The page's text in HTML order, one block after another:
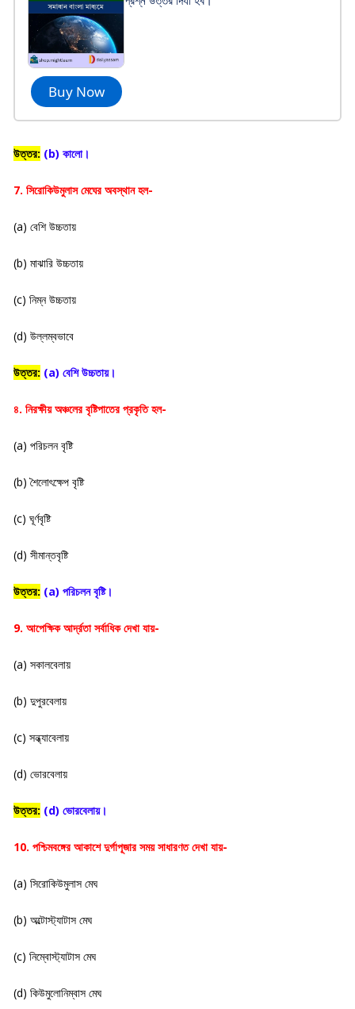
Buy Now
উত্তর: (b) কালো।
7. সিরোকিউমুলাস মেঘের অবস্থান হল-
(a) বেশি উচ্চতায়
(b) মাঝারি উচ্চতায়
(c) নিম্ন উচ্চতায়
(d) উল্লম্বভাবে
উত্তর: (a) বেশি উচ্চতায়।
৪. নিরক্ষীয় অঞ্চলের বৃষ্টিপাতের প্রকৃতি হল-
(a) পরিচলন বৃষ্টি
(b) শৈলোৎক্ষেপ বৃষ্টি
(c) ঘূর্ণবৃষ্টি
(d) সীমান্তবৃষ্টি
উত্তর: (a) পরিচলন বৃষ্টি।
9. আপেক্ষিক আর্দ্রতা সর্বাধিক দেখা যায়-
(a) সকালবেলায়
(b) দুপুরবেলায়
(c) সন্ধ্যাবেলায়
(d) ভোরবেলায়
উত্তর: (d) ভোরবেলায়।
10. পশ্চিমবঙ্গের আকাশে দুর্গাপূজার সময় সাধারণত দেখা যায়-
(a) সিরোকিউমুলাস মেঘ
(b) অল্টোস্ট্যাটাস মেঘ
(c) নিম্বোস্ট্যাটাস মেঘ
(d) কিউমুলোনিম্বাস মেঘ